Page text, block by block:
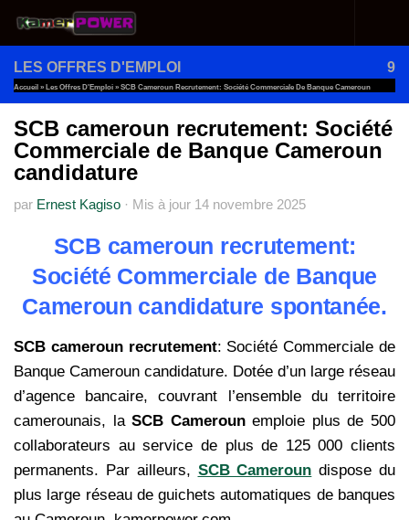
Au dessous du contenu
LES OFFRES D'EMPLOI 9
Accueil » Les Offres D'Emploi » SCB Cameroun Recrutement: Société Commerciale De Banque Cameroun
Candidature
SCB cameroun recrutement: Société
Commerciale de Banque Cameroun
candidature
par Ernest Kagiso · Mis à jour 14 novembre 2025
SCB cameroun recrutement:
Société Commerciale de Banque
Cameroun candidature spontanée.
SCB cameroun recrutement: Société Commerciale de
Banque Cameroun candidature. Dotée d’un large réseau
d’agence bancaire, couvrant l’ensemble du territoire
camerounais, laSCB Camerounemploie plus de 500
collaborateurs au service de plus de 125 000 clients
permanents. Par ailleurs, SCB Cameroun dispose du
plus large réseau de guichets automatiques de banques